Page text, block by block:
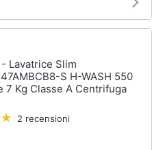
- Lavatrice Slim
S H-WASH 550
7 Kg Classe A Centrifuga
2 recensioni